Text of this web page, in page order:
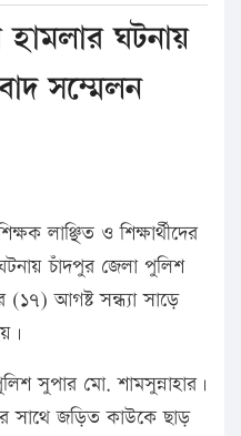
হামলার ঘটনায়
সম্মেলন
লাঞ্ছিত ও শিক্ষার্থীদের
চাঁদপুর জেলা পুলিশ
আগষ্ট সন্ধ্যা সাড়ে
সুপার মো. শামসুন্নাহার।
সাথে জড়িত কাউকে ছাড়